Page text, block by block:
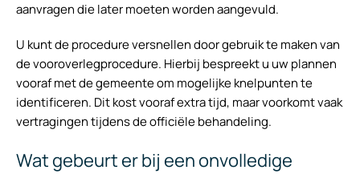
aanvragen die later moeten worden aangevuld.
U kunt de procedure versnellen door gebruik te maken van
de vooroverlegprocedure. Hierbij bespreekt u uw plannen
vooraf met de gemeente om mogelijke knelpunten te
identificeren. Dit kost vooraf extra tijd, maar voorkomt vaak
vertragingen tijdens de officiële behandeling.
Wat gebeurt er bij een onvolledige